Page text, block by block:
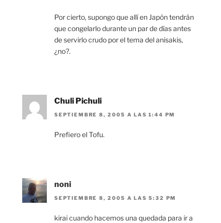
Por cierto, supongo que allí en Japón tendrán
que congelarlo durante un par de días antes
de servirlo crudo por el tema del anisakis,
¿no?.
Chuli Pichuli
SEPTIEMBRE 8, 2005 A LAS 1:44 PM
Prefiero el Tofu.
noni
SEPTIEMBRE 8, 2005 A LAS 5:32 PM
kirai cuando hacemos una quedada para ir a